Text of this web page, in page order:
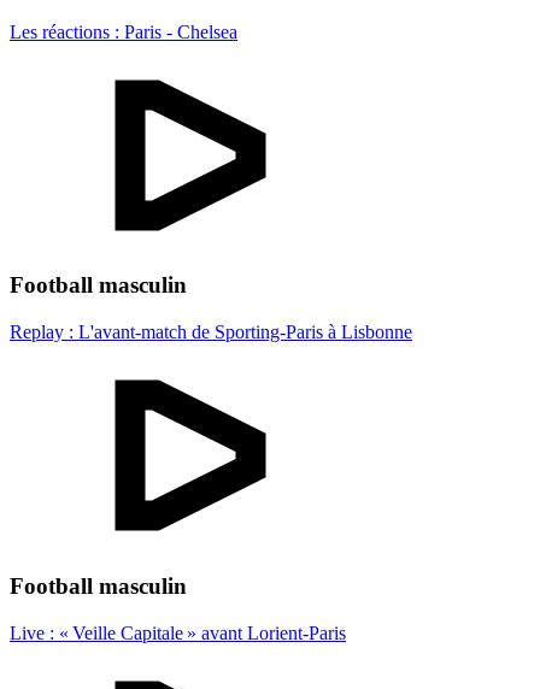
Les réactions : Paris - Chelsea
Football masculin
Replay : L'avant-match de Sporting-Paris à Lisbonne
Football masculin
Live : « Veille Capitale » avant Lorient-Paris